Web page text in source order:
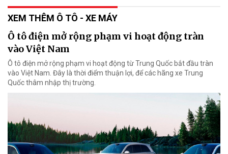
XEM THÊM Ô TÔ - XE MÁY
Ô tô điện mở rộng phạm vi hoạt động tràn
vào Việt Nam
Ô tô điện mở rộng phạm vi hoạt động từ Trung Quốc bắt đầu tràn
vào Việt Nam. Đây là thời điểm thuận lợi, để các hãng xe Trung
Quốc thâm nhập thị trường.